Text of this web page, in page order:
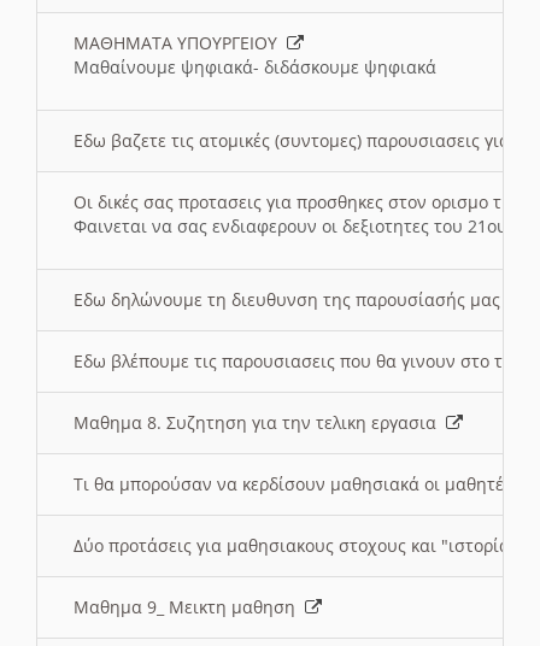
ΜΑΘΗΜΑΤΑ ΥΠΟΥΡΓΕΙΟΥ
Μαθαίνουμε ψηφιακά- διδάσκουμε ψηφιακά
Εδω βαζετε τις ατομικές (συντομες) παρουσιασεις για
Οι δικές σας προτασεις για προσθηκες στον ορισμο
Φαινεται να σας ενδιαφερουν οι δεξιοτητες του 21ου
Εδω δηλώνουμε τη διευθυνση της παρουσίασής μας
Εδω βλέπουμε τις παρουσιασεις που θα γινουν στο
Μαθημα 8. Συζητηση για την τελικη εργασια
Τι θα μπορούσαν να κερδίσουν μαθησιακά οι μαθητές/
Δύο προτάσεις για μαθησιακους στοχους και "ιστορία"
Μαθημα 9_ Μεικτη μαθηση